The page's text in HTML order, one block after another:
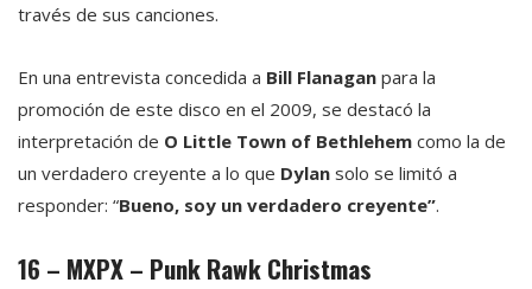
través de sus canciones.
En una entrevista concedida a Bill Flanagan para la
promoción de este disco en el 2009, se destacó la
interpretación de O Little Town of Bethlehem como la de
un verdadero creyente a lo que Dylan solo se limitó a
responder: “Bueno, soy un verdadero creyente”.
16 – MXPX – Punk Rawk Christmas